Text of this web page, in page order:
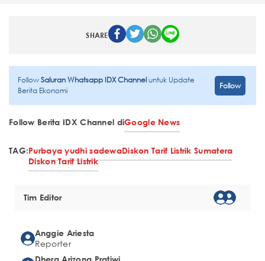
SHARE
FollowSaluran Whatsapp IDX Channeluntuk Update
Berita Ekonomi
Follow
Follow Berita IDX Channel diGoogle News
TAG:Purbaya yudhi sadewaDiskon Tarif Listrik Sumatera
Diskon Tarif Listrik
Tim Editor
Anggie Ariesta
Reporter